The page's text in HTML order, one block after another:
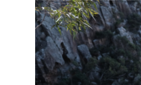
WEBSITE
SEARCH